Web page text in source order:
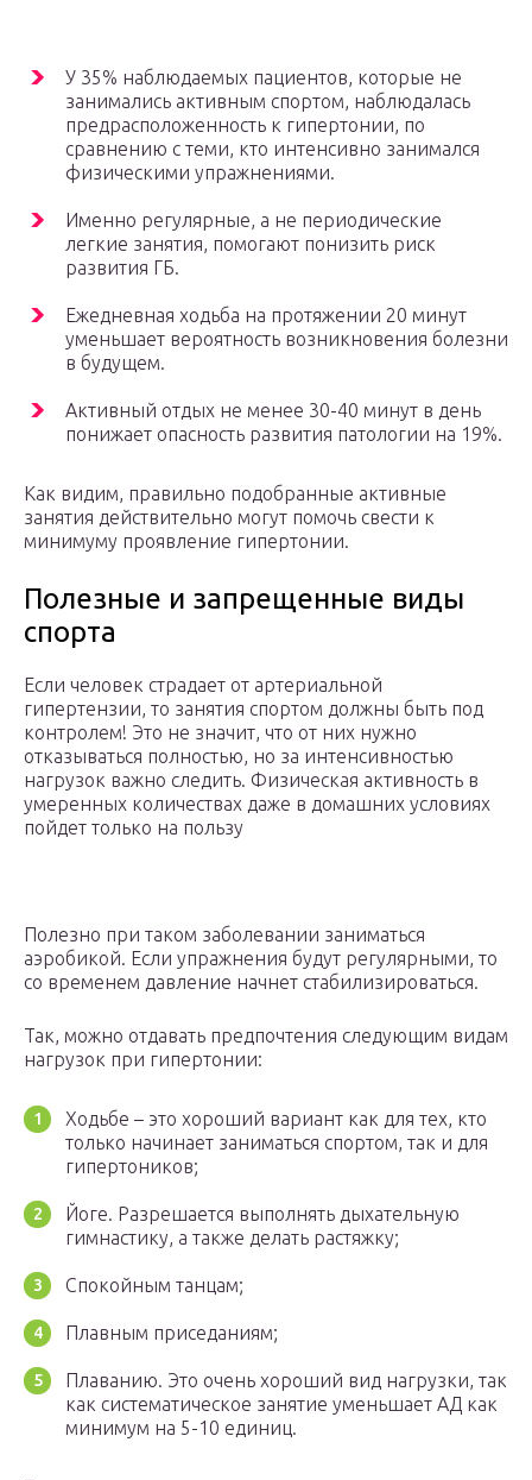
У 35% наблюдаемых пациентов, которые не
занимались активным спортом, наблюдалась
предрасположенность к гипертонии, по
сравнению с теми, кто интенсивно занимался
физическими упражнениями.
Именно регулярные, а не периодические
легкие занятия, помогают понизить риск
развития ГБ.
Ежедневная ходьба на протяжении 20 минут
уменьшает вероятность возникновения болезни
в будущем.
Активный отдых не менее 30-40 минут в день
понижает опасность развития патологии на 19%.
Как видим, правильно подобранные активные
занятия действительно могут помочь свести к
минимуму проявление гипертонии.
Полезные и запрещенные виды
спорта
Если человек страдает от артериальной
гипертензии, то занятия спортом должны быть под
контролем! Это не значит, что от них нужно
отказываться полностью, но за интенсивностью
нагрузок важно следить. Физическая активность в
умеренных количествах даже в домашних условиях
пойдет только на пользу
Полезно при таком заболевании заниматься
аэробикой. Если упражнения будут регулярными, то
со временем давление начнет стабилизироваться.
Так, можно отдавать предпочтения следующим видам
нагрузок при гипертонии:
Ходьбе – это хороший вариант как для тех, кто
только начинает заниматься спортом, так и для
гипертоников;
Йоге. Разрешается выполнять дыхательную
гимнастику, а также делать растяжку;
Спокойным танцам;
Плавным приседаниям;
Плаванию. Это очень хороший вид нагрузки, так
как систематическое занятие уменьшает АД как
минимум на 5-10 единиц.